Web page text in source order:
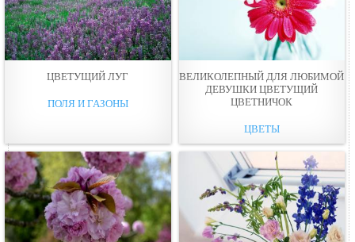
ЦВЕТУЩИЙ ЛУГ
ПОЛЯ И ГАЗОНЫ
ВЕЛИКОЛЕПНЫЙ ДЛЯ ЛЮБИМОЙ
ДЕВУШКИ ЦВЕТУЩИЙ
ЦВЕТНИЧОК
ЦВЕТЫ